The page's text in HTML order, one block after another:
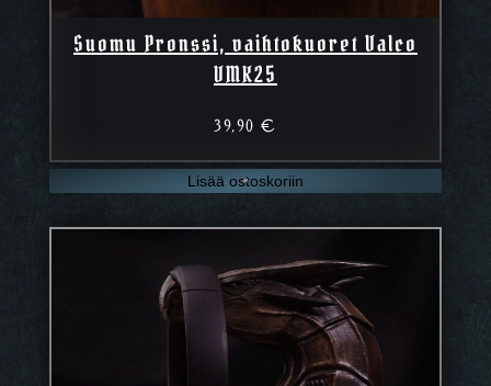
Suomu Pronssi, vaihtokuoret Valco
VMK25
39,90€
Lisää ostoskoriin